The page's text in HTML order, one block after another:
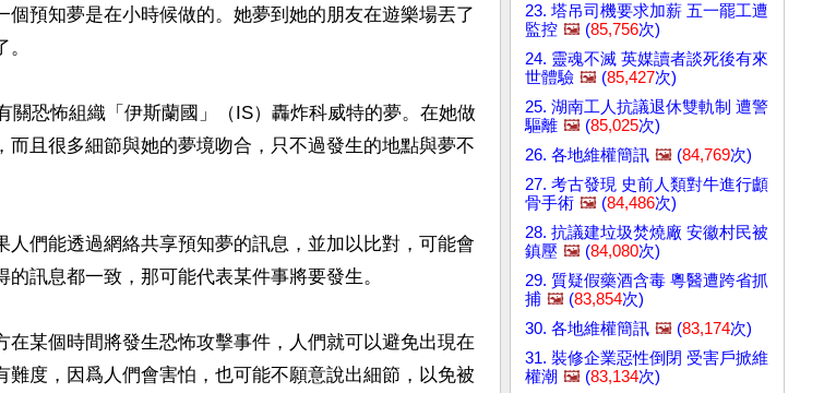
個預知夢是在小時候做的。她夢到她的朋友在遊樂場丟了
關恐怖組織「伊斯蘭國」（IS）轟炸科威特的夢。在她做
而且很多細節與她的夢境吻合，只不過發生的地點與夢不
人們能透過網絡共享預知夢的訊息，並加以比對，可能會
訊息都一致，那可能代表某件事將要發生。
在某個時間將發生恐怖攻擊事件，人們就可以避免出現在
難度，因爲人們會害怕，也可能不願意說出細節，以免被
23. 塔吊司機要求加薪 五一罷工遭
監控 🖼️ (85,756次)
24. 靈魂不滅 英媒讀者談死後有來
世體驗 🖼️ (85,427次)
25. 湖南工人抗議退休雙軌制 遭警
驅離 🖼️ (85,025次)
26. 各地維權簡訊 🖼️ (84,769次)
27. 考古發現 史前人類對牛進行顱
骨手術 🖼️ (84,486次)
28. 抗議建垃圾焚燒廠 安徽村民被
鎮壓 🖼️ (84,080次)
29. 質疑假藥酒含毒 粵醫遭跨省抓
捕 🖼️ (83,854次)
30. 各地維權簡訊 🖼️ (83,174次)
31. 裝修企業惡性倒閉 受害戶掀維
權潮 🖼️ (83,134次)